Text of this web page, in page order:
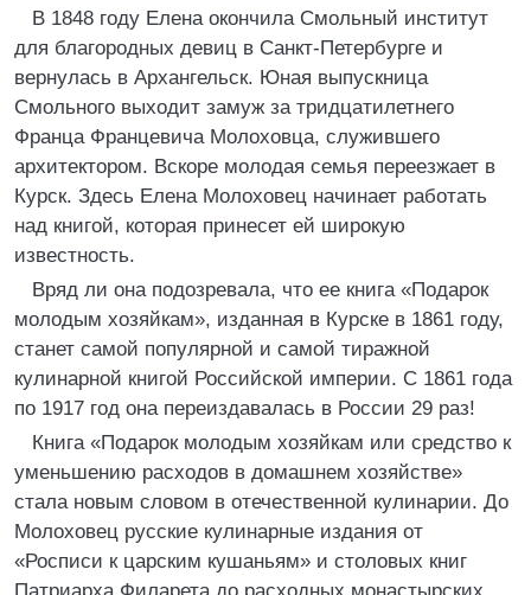
В 1848 году Елена окончила Смольный институт
для благородных девиц в Санкт-Петербурге и
вернулась в Архангельск. Юная выпускница
Смольного выходит замуж за тридцатилетнего
Франца Францевича Молоховца, служившего
архитектором. Вскоре молодая семья переезжает в
Курск. Здесь Елена Молоховец начинает работать
над книгой, которая принесет ей широкую
известность.
Вряд ли она подозревала, что ее книга «Подарок
молодым хозяйкам», изданная в Курске в 1861 году,
станет самой популярной и самой тиражной
кулинарной книгой Российской империи. С 1861 года
по 1917 год она переиздавалась в России 29 раз!
Книга «Подарок молодым хозяйкам или средство к
уменьшению расходов в домашнем хозяйстве»
стала новым словом в отечественной кулинарии. До
Молоховец русские кулинарные издания от
«Росписи к царским кушаньям» и столовых книг